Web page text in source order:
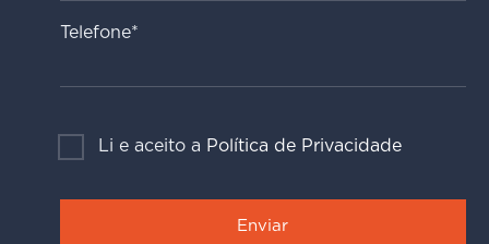
Telefone*
Li e aceito a Política de Privacidade